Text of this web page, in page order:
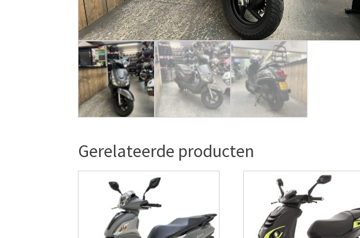
Gerelateerde producten